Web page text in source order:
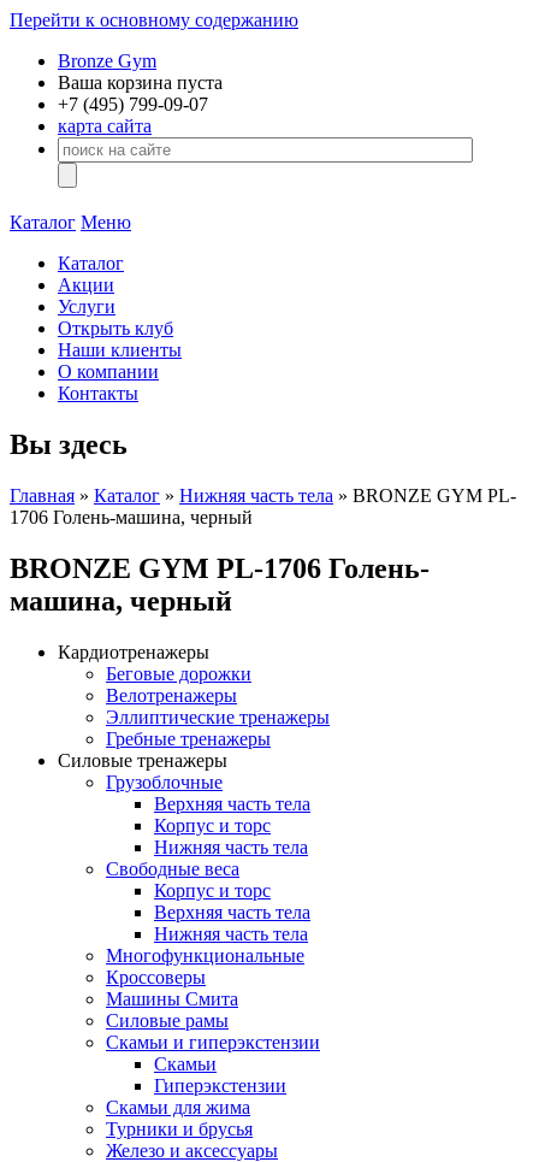
Перейти к основному содержанию
Bronze Gym
Ваша корзина пуста
+7 (495) 799-09-07
карта сайта
Каталог Меню
Каталог
Акции
Услуги
Открыть клуб
Наши клиенты
О компании
Контакты
Вы здесь
Главная » Каталог » Нижняя часть тела » BRONZE GYM PL-
1706 Голень-машина, черный
BRONZE GYM PL-1706 Голень-
машина, черный
Кардиотренажеры
Беговые дорожки
Велотренажеры
Эллиптические тренажеры
Гребные тренажеры
Силовые тренажеры
Грузоблочные
Верхняя часть тела
Корпус и торс
Нижняя часть тела
Свободные веса
Корпус и торс
Верхняя часть тела
Нижняя часть тела
Многофункциональные
Кроссоверы
Машины Смита
Силовые рамы
Скамьи и гиперэкстензии
Скамьи
Гиперэкстензии
Скамьи для жима
Турники и брусья
Железо и аксессуары